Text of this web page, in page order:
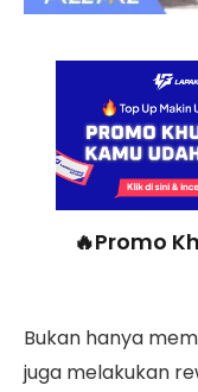
🔥Promo
Bukan hanya
juga melakukan